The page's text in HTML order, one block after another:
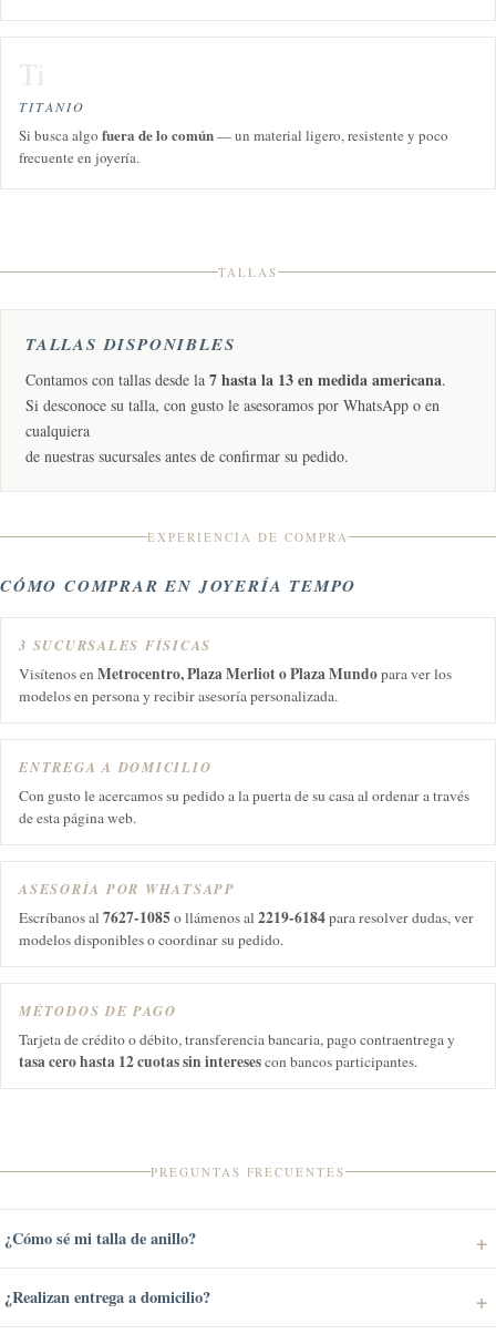
Ti
TITANIO
Si busca algo fuera de lo común— un material ligero, resistente y poco
frecuente en joyería.
TALLAS
TALLAS DISPONIBLES
Contamos con tallas desde la 7 hasta la 13 en medida americana.
Si desconoce su talla, con gusto le asesoramos por WhatsApp o en
cualquiera
de nuestras sucursales antes de confirmar su pedido.
EXPERIENCIA DE COMPRA
CÓMO COMPRAR EN JOYERÍA TEMPO
3 SUCURSALES FÍSICAS
Visítenos enMetrocentro, Plaza Merliot o Plaza Mundopara ver los
modelos en persona y recibir asesoría personalizada.
ENTREGA A DOMICILIO
Con gusto le acercamos su pedido a la puerta de su casa al ordenar a través
de esta página web.
ASESORÍA POR WHATSAPP
Escríbanos al 7627-1085o llámenos al 2219-6184para resolver dudas, ver
modelos disponibles o coordinar su pedido.
MÉTODOS DE PAGO
Tarjeta de crédito o débito, transferencia bancaria, pago contraentrega y
tasa cero hasta 12 cuotas sin interesescon bancos participantes.
PREGUNTAS FRECUENTES
¿Cómo sé mi talla de anillo?
¿Realizan entrega a domicilio?